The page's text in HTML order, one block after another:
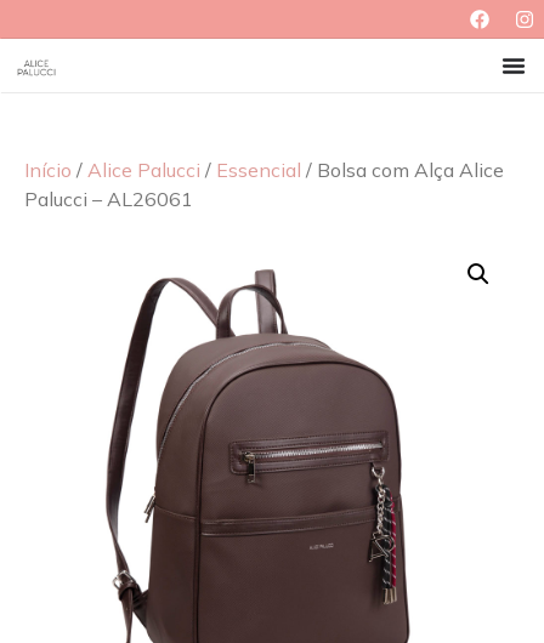
Início / Alice Palucci / Essencial / Bolsa com Alça Alice
Palucci – AL26061